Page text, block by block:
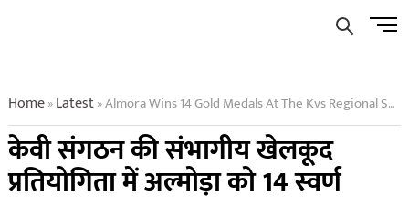
Menu
Home»Latest»Almora Wins 14 Gold Medals At The Kvs Regional Sports Competition
केवी संगठन की संभागीय खेलकूद
प्रतियोगिता में अल्मोड़ा को 14 स्वर्ण